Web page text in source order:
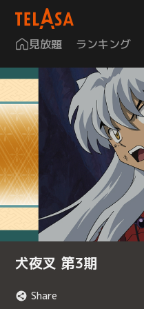
見放題 ランキング
犬夜叉 第3期
Share